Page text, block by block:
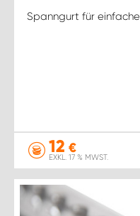
Spanngurt für
12 €
EXKL. 17 % MWST.